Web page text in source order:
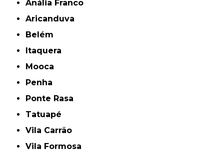
Anália Franco
Aricanduva
Belém
Itaquera
Mooca
Penha
Ponte Rasa
Tatuapé
Vila Carrão
Vila Formosa